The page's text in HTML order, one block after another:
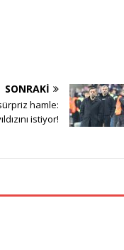
SONRAKI
hamle:
istiyor!